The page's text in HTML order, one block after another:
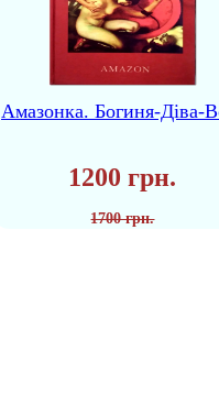
Амазонка. Богиня-Діва-
1200 грн.
1700 грн.